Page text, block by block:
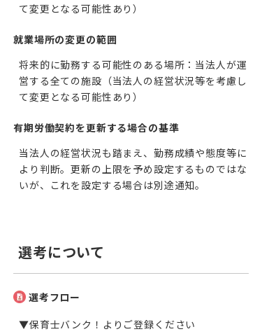
て変更となる可能性あり）
就業場所の変更の範囲
将来的に勤務する可能性のある場所：当法人が運
営する全ての施設（当法人の経営状況等を考慮し
て変更となる可能性あり）
有期労働契約を更新する場合の基準
当法人の経営状況も踏まえ、勤務成績や態度等に
より判断。更新の上限を予め設定するものではな
いが、これを設定する場合は別途通知。
選考について
選考フロー
▼保育士バンク！よりご登録ください